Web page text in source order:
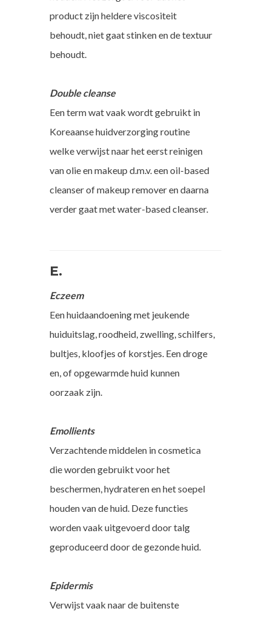
product zijn heldere viscositeit
behoudt, niet gaat stinken en de textuur
behoudt.
Double cleanse
Een term wat vaak wordt gebruikt in
Koreaanse huidverzorging routine
welke verwijst naar het eerst reinigen
van olie en makeup d.m.v. een oil-based
cleanser of makeup remover en daarna
verder gaat met water-based cleanser.
E.
Eczeem
Een huidaandoening met jeukende
huiduitslag, roodheid, zwelling, schilfers,
bultjes, kloofjes of korstjes. Een droge
en, of opgewarmde huid kunnen
oorzaak zijn.
Emollients
Verzachtende middelen in cosmetica
die worden gebruikt voor het
beschermen, hydrateren en het soepel
houden van de huid. Deze functies
worden vaak uitgevoerd door talg
geproduceerd door de gezonde huid.
Epidermis
Verwijst vaak naar de buitenste